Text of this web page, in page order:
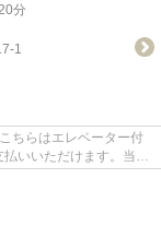
分
1
ちらはエレベーター付
いいただけます。当社